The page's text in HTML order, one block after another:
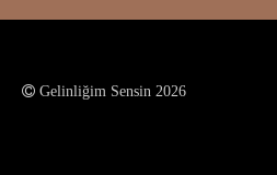
Gelinliğim Sensin 2026